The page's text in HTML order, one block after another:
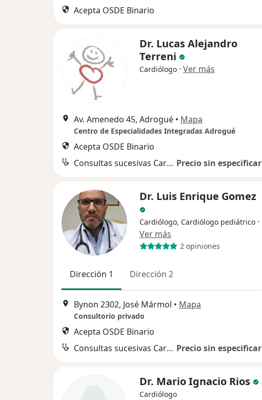
Acepta OSDE Binario
Dr. Lucas Alejandro
Terreni
Cardiólogo · Ver más
Av. Amenedo 45, Adrogué • Mapa
Centro de Especialidades Integradas Adrogué
Acepta OSDE Binario
Consultas sucesivas Cardiología Precio sin especificar
Dr. Luis Enrique Gomez
Cardiólogo, Cardiólogo pediátrico ·
Ver más
2 opiniones
Dirección 1 Dirección 2
Bynon 2302, José Mármol • Mapa
Consultorio privado
Acepta OSDE Binario
Consultas sucesivas Cardiología Precio sin especificar
Dr. Mario Ignacio Rios
Cardiólogo